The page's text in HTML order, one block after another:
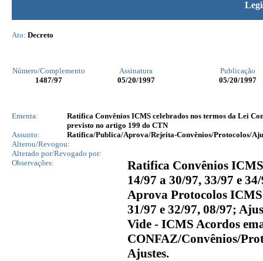
Ato: Decreto
Número/Complemento Assinatura
Publicação
1487/97 05/20/1997 05/20/1997
Ementa:
Ratifica Convênios ICMS celebrados nos termos da Lei
previsto no artigo 199 do CTN
Assunto:
Ratifica/Publica/Aprova/Rejeita-Convênios/Protocolos/
Alterou/Revogou:
Alterado por/Revogado por:
Observações:
Ratifica Convênios
14/97 a 30/97, 33/97 e
Aprova Protocolos
31/97 e 32/97, 08/97;
Vide - ICMS Acordos
CONFAZ/Convênios/
Ajustes.